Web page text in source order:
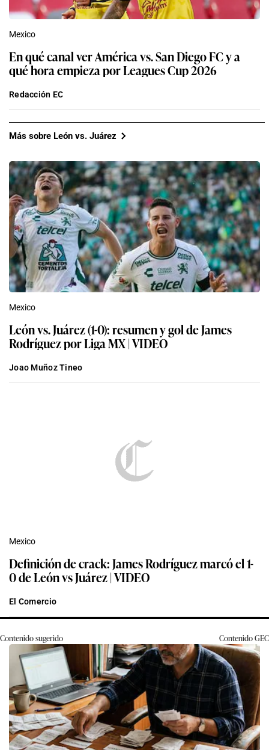
Mexico
En qué canal ver América vs. San Diego FC y a
qué hora empieza por Leagues Cup 2026
Redacción EC
Más sobre León vs. Juárez
Mexico
León vs. Juárez (1-0): resumen y gol de James
Rodríguez por Liga MX | VIDEO
Joao Muñoz Tineo
Mexico
Definición de crack: James Rodríguez marcó el 1-
0 de León vs Juárez | VIDEO
El Comercio
Contenido sugerido ContenidoGEC